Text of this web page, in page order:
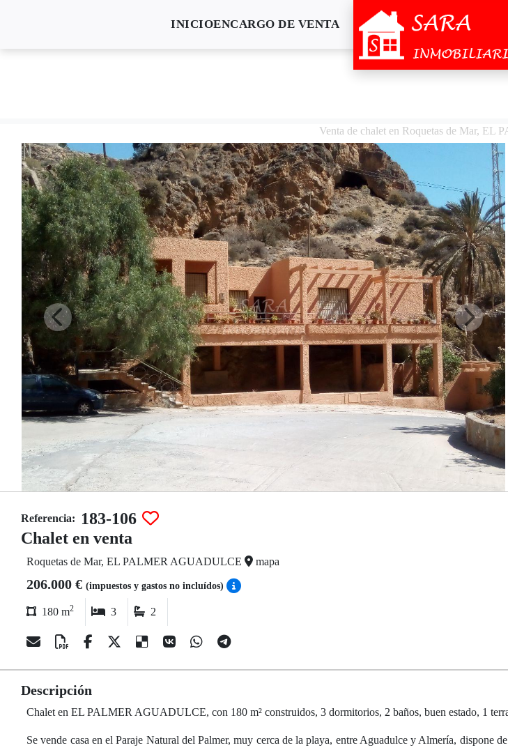
INICIOENCARGO DE VENTA
Venta de chalet en Roquetas de Mar,
Referencia:
183-106
Chalet en venta
Roquetas de Mar, EL PALMER AGUADULCE mapa
206.000 € (impuestos y gastos no incluídos)
180 m2 3 2
Descripción
Chalet en EL PALMER AGUADULCE, con 180 m² construidos, 3 dormitorios, 2 baños, buen estado, 1
Se vende casa en el Paraje Natural del Palmer, muy cerca de la playa, entre Aguadulce y Almería, dispone